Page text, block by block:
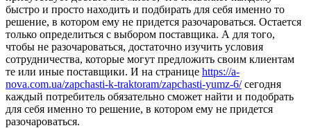
быстро и просто находить и подбирать для себя именно то
решение, в котором ему не придется разочароваться. Остается
только определиться с выбором поставщика. А для того,
чтобы не разочароваться, достаточно изучить условия
сотрудничества, которые могут предложить своим клиентам
те или иные поставщики. И на странице https://a-
nova.com.ua/zapchasti-k-traktoram/zapchasti-yumz-6/сегодня
каждый потребитель обязательно сможет найти и подобрать
для себя именно то решение, в котором ему не придется
разочароваться.